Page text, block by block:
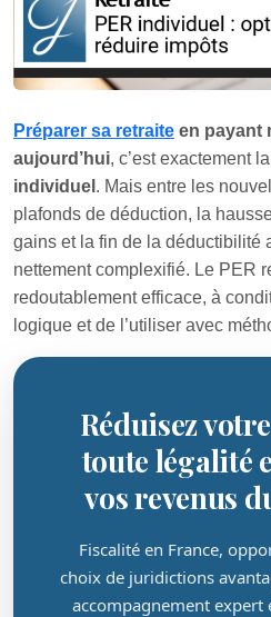
Préparer sa retraite en payant
aujourd’hui, c’est exactement
individuel . Mais entre les
plafonds de déduction, la
gains et la fin de la déductibilité
nettement complexifié. Le PER
redoutablement efficace, à
logique et de l’utiliser avec
Réduisez
toute légalité
vos revenus
Fiscalité en France,
choix de juridictions
accompagnement expert